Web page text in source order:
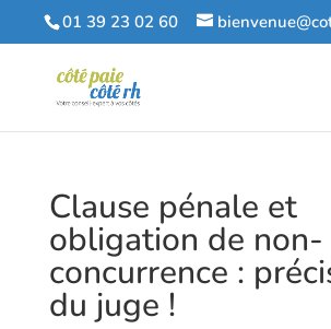
01 39 23 02 60
Clause pénale et
obligation de non-
concurrence :
du juge !